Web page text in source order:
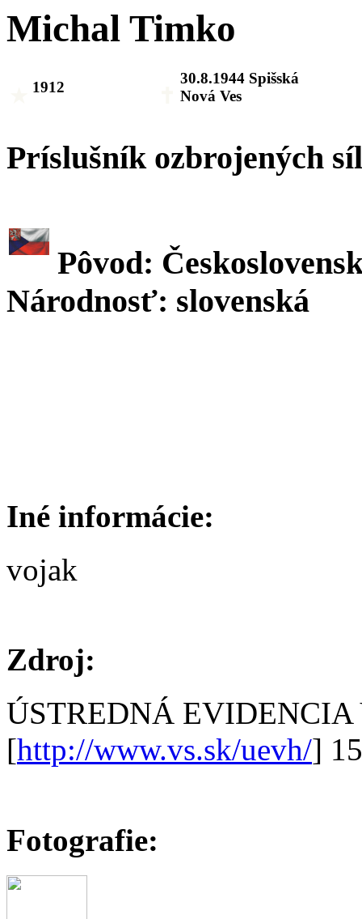
Michal Timko
1912
30.8.1944 Spišská
Nová Ves
Príslušník ozbrojených síl
Pôvod:
Národnosť: slovenská
Iné informácie:
vojak
Zdroj:
ÚSTREDNÁ
[http://www.vs.sk/uevh/]
Fotografie: